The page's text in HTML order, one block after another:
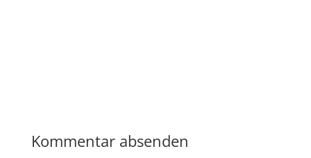
Kommentar absenden